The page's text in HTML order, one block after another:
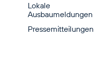
Lokale
Ausbaumeldungen
Pressemitteilungen